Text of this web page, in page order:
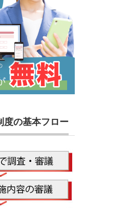
度の基本フロー